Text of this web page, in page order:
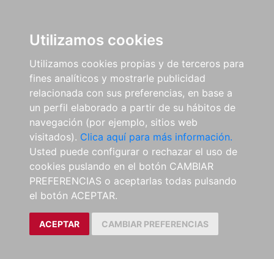
Utilizamos cookies
Utilizamos cookies propias y de terceros para
fines analíticos y mostrarle publicidad
relacionada con sus preferencias, en base a
un perfil elaborado a partir de su hábitos de
navegación (por ejemplo, sitios web
visitados). Clica aquí para más información.
Usted puede configurar o rechazar el uso de
cookies puslando en el botón CAMBIAR
PREFERENCIAS o aceptarlas todas pulsando
el botón ACEPTAR.
ACEPTAR CAMBIAR PREFERENCIAS